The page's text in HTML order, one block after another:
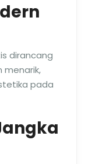
dirancang
menarik,
pada